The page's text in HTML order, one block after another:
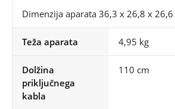
Dimenzija aparata 36,3 x 26,8 x 26,6
Teža aparata 4,95 kg
Dolžina
priključnega
kabla
110 cm